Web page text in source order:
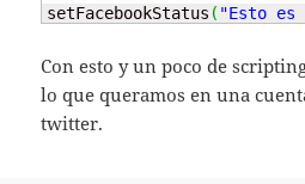
setFacebookStatus ( "Esto es
Con esto y un poco de
lo que queramos en una
twitter.